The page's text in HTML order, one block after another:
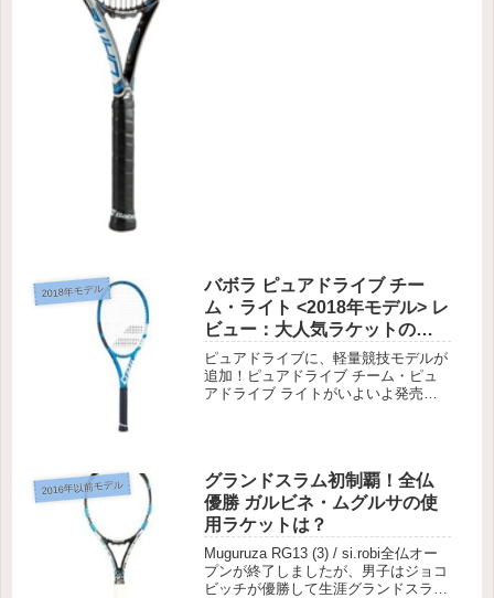
2018年モデル
バボラ ピュアドライブ チー
ム・ライト <2018年モデル> レ
ビュー：大人気ラケットの軽
量競技者向けモデル
ピュアドライブに、軽量競技モデルが
追加！ピュアドライブ チーム・ピュ
アドライブ ライトがいよいよ発売で
2016年以前モデル
グランドスラム初制覇！全仏
優勝 ガルビネ・ムグルサの使
用ラケットは？
Muguruza RG13 (3) / si.robi全仏オー
プンが終了しましたが、男子はジョコ
ビッチが優勝して生涯グランドスラム